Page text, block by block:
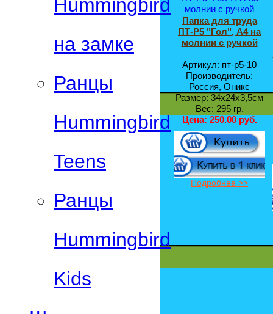
Hummingbird
на замке
Ранцы
Hummingbird
Teens
Ранцы
Hummingbird
Kids
Папка для труда
ПТ-Р5 "Гол", А4 на
молнии с ручкой
Артикул: пт-р5-10
Производитель:
Россия, Оникс
Размер: 34х24х3,5см
Вес: 295 гр.
Цена: 250.00 руб.
Подробнее >>